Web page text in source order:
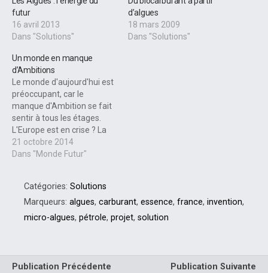
futur
16 avril 2013
Dans "Solutions"
d’algues
18 mars 2009
Dans "Solutions"
Un monde en manque
d’Ambitions
Le monde d'aujourd'hui est
préoccupant, car le
manque d'Ambition se fait
sentir à tous les étages.
L'Europe est en crise ? La
France taxe à tout va ? Oui
est alors ? La crise de
premières et pourtant
rien…
21 octobre 2014
Dans "Monde Futur"
Catégories: Solutions
Marqueurs: algues, carburant, essence, france, invention,
micro-algues, pétrole, projet, solution
Publication Précédente
Publication Suivante